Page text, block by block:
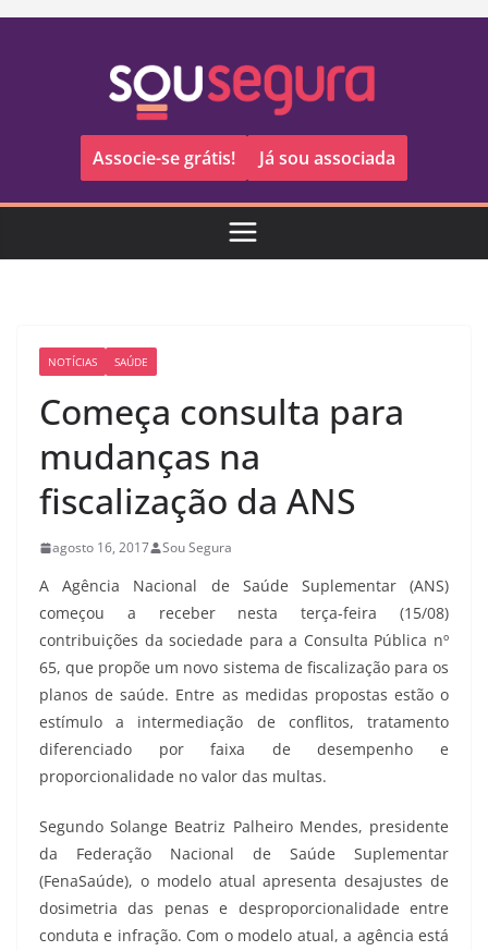
Pular
Associe-se grátis! Já sou associada
NOTÍCIAS SAÚDE
Começa consulta para
mudanças na
fiscalização da ANS
agosto 16, 2017 Sou Segura
A Agência Nacional de Saúde Suplementar (ANS)
começou a receber nesta terça-feira (15/08)
contribuições da sociedade para a Consulta Pública nº
65, que propõe um novo sistema de fiscalização para os
planos de saúde. Entre as medidas propostas estão o
estímulo a intermediação de conflitos, tratamento
diferenciado por faixa de desempenho e
proporcionalidade no valor das multas.
Segundo Solange Beatriz Palheiro Mendes, presidente
da Federação Nacional de Saúde Suplementar
(FenaSaúde), o modelo atual apresenta desajustes de
dosimetria das penas e desproporcionalidade entre
conduta e infração. Com o modelo atual, a agência está